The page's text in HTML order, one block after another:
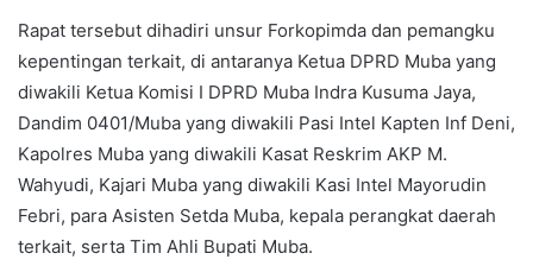
Rapat tersebut dihadiri unsur Forkopimda dan pemangku
kepentingan terkait, di antaranya Ketua DPRD Muba yang
diwakili Ketua Komisi I DPRD Muba Indra Kusuma Jaya,
Dandim 0401/Muba yang diwakili Pasi Intel Kapten Inf Deni,
Kapolres Muba yang diwakili Kasat Reskrim AKP M.
Wahyudi, Kajari Muba yang diwakili Kasi Intel Mayorudin
Febri, para Asisten Setda Muba, kepala perangkat daerah
terkait, serta Tim Ahli Bupati Muba.